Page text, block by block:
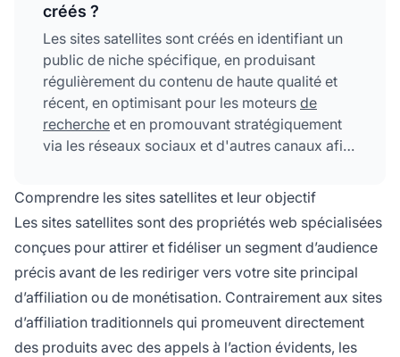
créés ?
Les sites satellites sont créés en identifiant un
public de niche spécifique, en produisant
régulièrement du contenu de haute qualité et
récent, en optimisant pour les moteurs de
recherche et en promouvant stratégiquement
via les réseaux sociaux et d'autres canaux afin
principal d'affiliation
Comprendre les sites satellites et leur objectif
Les sites satellites sont des propriétés web spécialisées
conçues pour attirer et fidéliser un segment d’audience
précis avant de les rediriger vers votre site principal
d’affiliation ou de monétisation. Contrairement aux sites
d’affiliation traditionnels qui promeuvent directement
des produits avec des appels à l’action évidents, les